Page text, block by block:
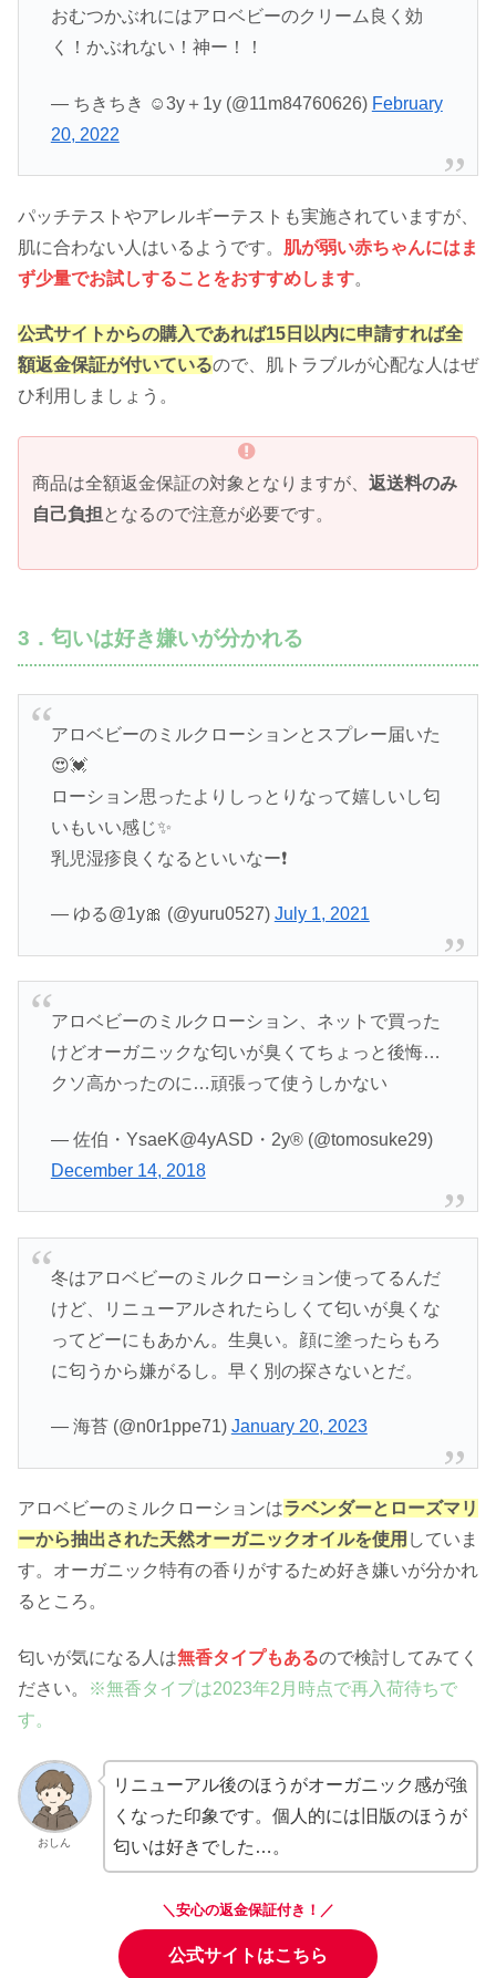
おむつかぶれにはアロベビーのクリーム良く効
く！かぶれない！神ー！！
— ちきちき ☺︎3y＋1y (@11m84760626) February
20, 2022
パッチテストやアレルギーテストも実施されていますが、
肌に合わない人はいるようです。 肌が弱い赤ちゃんにはま
ず少量でお試しすることをおすすめします。
公式サイトからの購入であれば15日以内に申請すれば全
額返金保証が付いているので、肌トラブルが心配な人はぜ
ひ利用しましょう。
商品は全額返金保証の対象となりますが、 返送料のみ
自己負担となるので注意が必要です。
3．匂いは好き嫌いが分かれる
アロベビーのミルクローションとスプレー届いた
😍💓
ローション思ったよりしっとりなって嬉しいし匂
いもいい感じ✨
乳児湿疹良くなるといいなー❗️
— ゆる@1y🎀 (@yuru0527) July 1, 2021
アロベビーのミルクローション、ネットで買った
けどオーガニックな匂いが臭くてちょっと後悔…
クソ高かったのに…頑張って使うしかない
— 佐伯・YsaeK@4yASD・2y®︎ (@tomosuke29)
December 14, 2018
冬はアロベビーのミルクローション使ってるんだ
けど、リニューアルされたらしくて匂いが臭くな
ってどーにもあかん。生臭い。顔に塗ったらもろ
に匂うから嫌がるし。早く別の探さないとだ。
— 海苔 (@n0r1ppe71) January 20, 2023
アロベビーのミルクローションはラベンダーとローズマリ
ーから抽出された天然オーガニックオイルを使用 していま
す。オーガニック特有の香りがするため好き嫌いが分かれ
るところ。
匂いが気になる人は無香タイプもあるので検討してみてく
ださい。
※無香タイプは2023年2月時点で再入荷待ちで
す。
おしん
リニューアル後のほうがオーガニック感が強
くなった印象です。個人的には旧版のほうが
匂いは好きでした…。
＼安心の返金保証付き！／
公式サイトはこちら